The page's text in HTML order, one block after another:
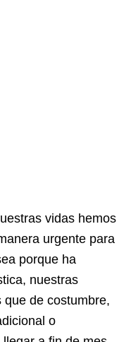
vidas hemos
urgente para
porque ha
nuestras
de costumbre,
o